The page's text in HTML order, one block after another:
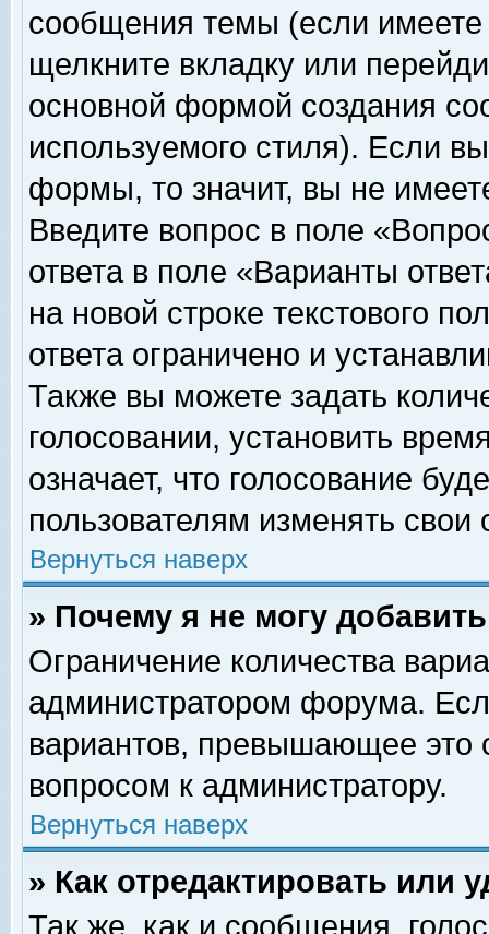
сообщения темы (если
щелкните вкладку или
основной формой создания
используемого стиля). Если
формы, то значит, вы не
Введите вопрос в поле
ответа в поле «Варианты
на новой строке текстового
ответа ограничено и
Также вы можете задать
голосовании, установить
означает, что голосование
пользователям изменять свои
Вернуться наверх
» Почему я не могу
Ограничение количества
администратором форума.
вариантов, превышающее это
вопросом к администратору.
Вернуться наверх
» Как отредактировать или
Так же, как и сообщения,